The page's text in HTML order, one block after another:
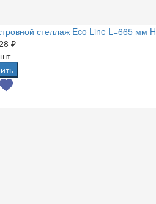
стеллаж Eco Line L=665 мм
₽